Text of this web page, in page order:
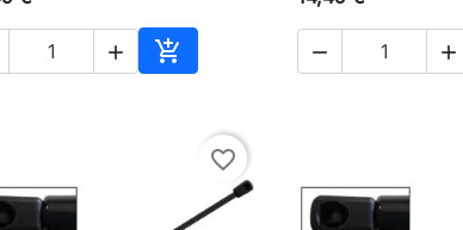
 
Adicionar ao carrinho
 
favorite_border